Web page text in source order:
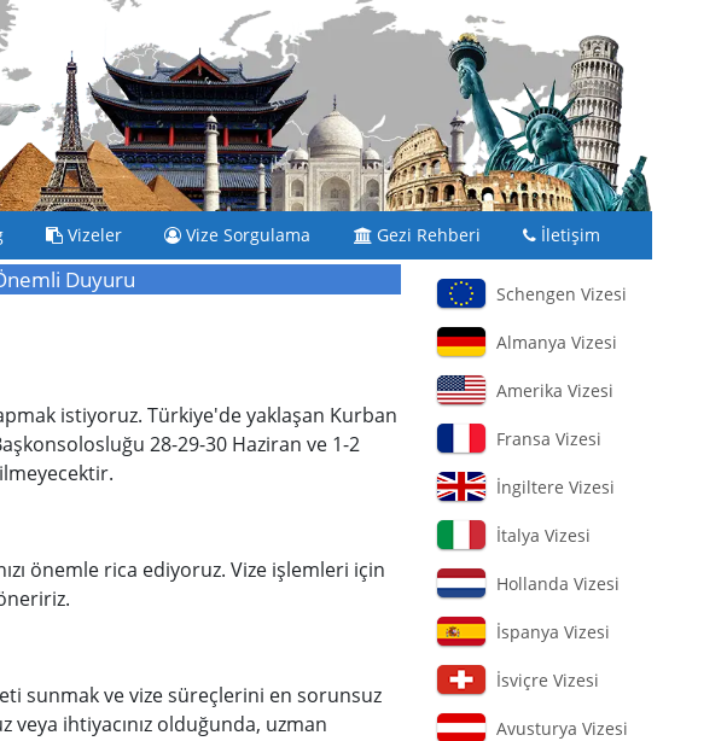
Vizeler Vize Sorgulama Gezi Rehberi İletişim
Duyuru
istiyoruz. Türkiye'de yaklaşan Kurban
28-29-30 Haziran ve 1-2
önemle rica ediyoruz. Vize işlemleri için
sunmak ve vize süreçlerini en sorunsuz
veya ihtiyacınız olduğunda, uzman
Schengen Vizesi
Almanya Vizesi
Amerika Vizesi
Fransa Vizesi
İngiltere Vizesi
İtalya Vizesi
Hollanda Vizesi
İspanya Vizesi
İsviçre Vizesi
Avusturya Vizesi